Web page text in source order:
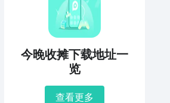
今晚收摊下载地址一
览
查看更多